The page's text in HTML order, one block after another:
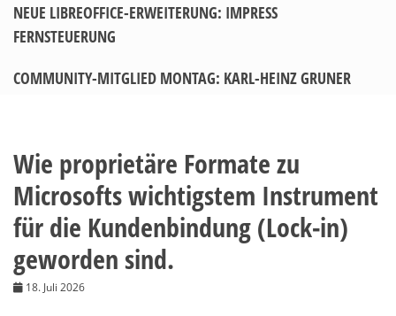
NEUE LIBREOFFICE-ERWEITERUNG: IMPRESS
FERNSTEUERUNG
COMMUNITY-MITGLIED MONTAG: KARL-HEINZ GRUNER
Wie proprietäre Formate zu
Microsofts wichtigstem Instrument
für die Kundenbindung (Lock-in)
geworden sind.
18. Juli 2026